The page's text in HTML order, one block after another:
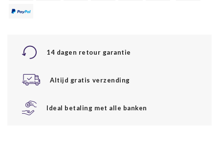
14 dagen retour garantie
Altijd gratis verzending
Ideal betaling met alle banken